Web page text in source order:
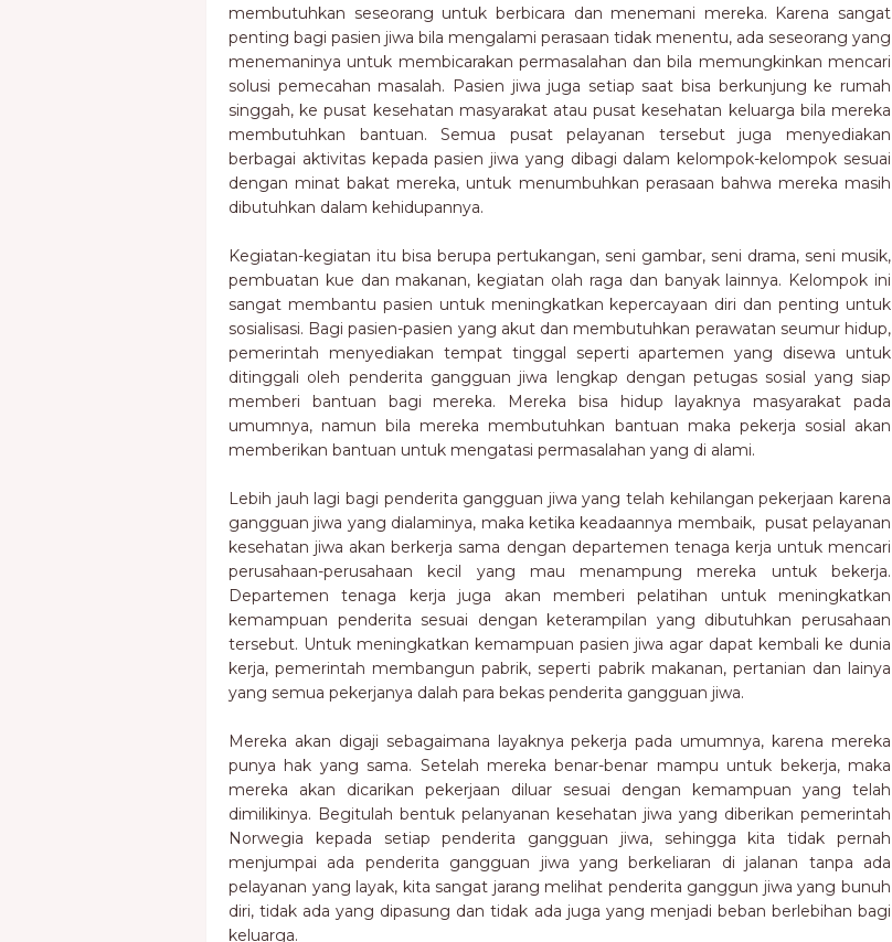
membutuhkan seseorang untuk berbicara dan menemani mereka. Karena sangat
penting bagi pasien jiwa bila mengalami perasaan tidak menentu, ada seseorang yang
menemaninya untuk membicarakan permasalahan dan bila memungkinkan mencari
solusi pemecahan masalah. Pasien jiwa juga setiap saat bisa berkunjung ke rumah
singgah, ke pusat kesehatan masyarakat atau pusat kesehatan keluarga bila mereka
membutuhkan bantuan. Semua pusat pelayanan tersebut juga menyediakan
berbagai aktivitas kepada pasien jiwa yang dibagi dalam kelompok-kelompok sesuai
dengan minat bakat mereka, untuk menumbuhkan perasaan bahwa mereka masih
dibutuhkan dalam kehidupannya.
Kegiatan-kegiatan itu bisa berupa pertukangan, seni gambar, seni drama, seni musik,
pembuatan kue dan makanan, kegiatan olah raga dan banyak lainnya. Kelompok ini
sangat membantu pasien untuk meningkatkan kepercayaan diri dan penting untuk
sosialisasi. Bagi pasien-pasien yang akut dan membutuhkan perawatan seumur hidup,
pemerintah menyediakan tempat tinggal seperti apartemen yang disewa untuk
ditinggali oleh penderita gangguan jiwa lengkap dengan petugas sosial yang siap
memberi bantuan bagi mereka. Mereka bisa hidup layaknya masyarakat pada
umumnya, namun bila mereka membutuhkan bantuan maka pekerja sosial akan
memberikan bantuan untuk mengatasi permasalahan yang di alami.
Lebih jauh lagi bagi penderita gangguan jiwa yang telah kehilangan pekerjaan karena
gangguan jiwa yang dialaminya, maka ketika keadaannya membaik, pusat pelayanan
kesehatan jiwa akan berkerja sama dengan departemen tenaga kerja untuk mencari
perusahaan-perusahaan kecil yang mau menampung mereka untuk bekerja.
Departemen tenaga kerja juga akan memberi pelatihan untuk meningkatkan
kemampuan penderita sesuai dengan keterampilan yang dibutuhkan perusahaan
tersebut. Untuk meningkatkan kemampuan pasien jiwa agar dapat kembali ke dunia
kerja, pemerintah membangun pabrik, seperti pabrik makanan, pertanian dan lainya
yang semua pekerjanya dalah para bekas penderita gangguan jiwa.
Mereka akan digaji sebagaimana layaknya pekerja pada umumnya, karena mereka
punya hak yang sama. Setelah mereka benar-benar mampu untuk bekerja, maka
mereka akan dicarikan pekerjaan diluar sesuai dengan kemampuan yang telah
dimilikinya. Begitulah bentuk pelanyanan kesehatan jiwa yang diberikan pemerintah
Norwegia kepada setiap penderita gangguan jiwa, sehingga kita tidak pernah
menjumpai ada penderita gangguan jiwa yang berkeliaran di jalanan tanpa ada
pelayanan yang layak, kita sangat jarang melihat penderita ganggun jiwa yang bunuh
diri, tidak ada yang dipasung dan tidak ada juga yang menjadi beban berlebihan bagi
keluarga.